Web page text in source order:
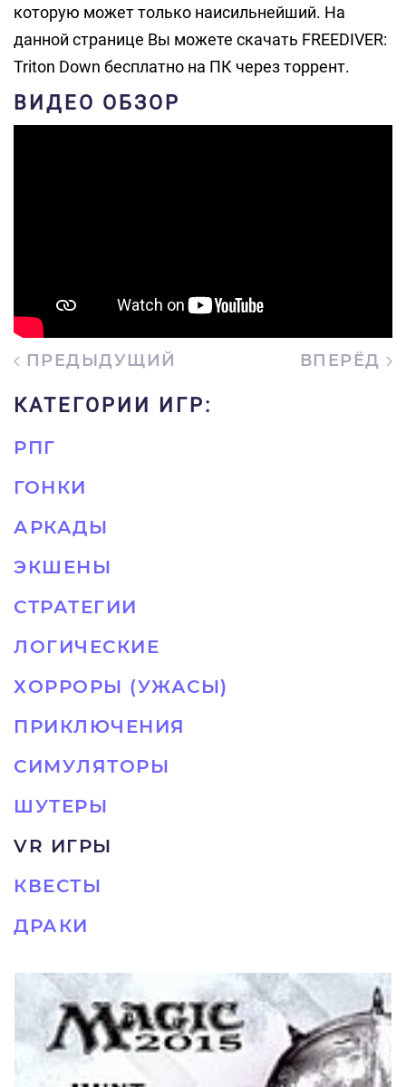
которую может только наисильнейший. На
данной странице Вы можете скачать FREEDIVER:
Triton Down бесплатно на ПК через торрент.
ВИДЕО ОБЗОР
ПРЕДЫДУЩИЙ ВПЕРЁД
КАТЕГОРИИ ИГР:
РПГ
ГОНКИ
АРКАДЫ
ЭКШЕНЫ
СТРАТЕГИИ
ЛОГИЧЕСКИЕ
ХОРРОРЫ (УЖАСЫ)
ПРИКЛЮЧЕНИЯ
СИМУЛЯТОРЫ
ШУТЕРЫ
VR ИГРЫ
КВЕСТЫ
ДРАКИ